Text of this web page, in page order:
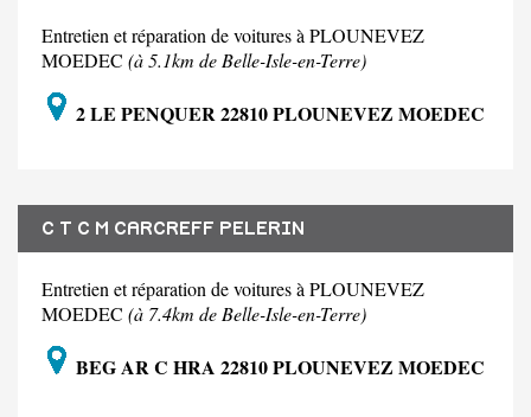
Entretien et réparation de voitures à PLOUNEVEZ
MOEDEC (à 5.1km de Belle-Isle-en-Terre)
2 LE PENQUER 22810 PLOUNEVEZ MOEDEC
C T C M CARCREFF PELERIN
Entretien et réparation de voitures à PLOUNEVEZ
MOEDEC (à 7.4km de Belle-Isle-en-Terre)
BEG AR C HRA 22810 PLOUNEVEZ MOEDEC